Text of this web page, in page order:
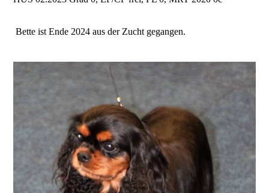
Bette ist Ende 2024 aus der Zucht gegangen.